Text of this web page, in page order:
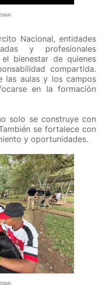
Nacional, entidades
y profesionales
bienestar de quienes
compartida.
las aulas y los campos
en la formación
solo se construye con
se fortalece con
y oportunidades.